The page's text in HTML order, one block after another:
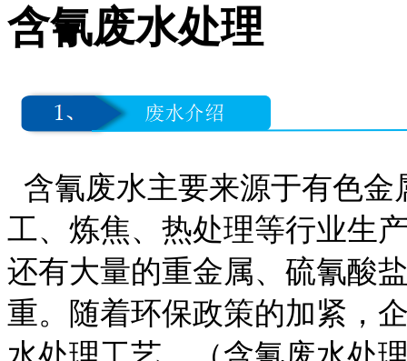
含氰废水处理
含氰废水主要来源于有色
工、炼焦、热处理等行业生
还有大量的重金属、硫氰酸
重。随着环保政策的加紧，